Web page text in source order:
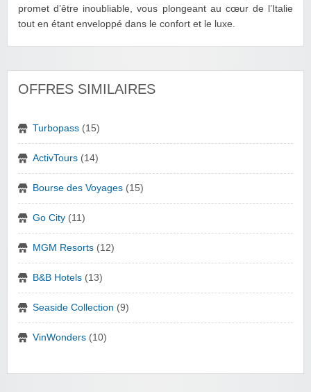
promet d’être inoubliable, vous plongeant au cœur de l’Italie
tout en étant enveloppé dans le confort et le luxe.
OFFRES SIMILAIRES
Turbopass (15)
ActivTours (14)
Bourse des Voyages (15)
Go City (11)
MGM Resorts (12)
B&B Hotels (13)
Seaside Collection (9)
VinWonders (10)